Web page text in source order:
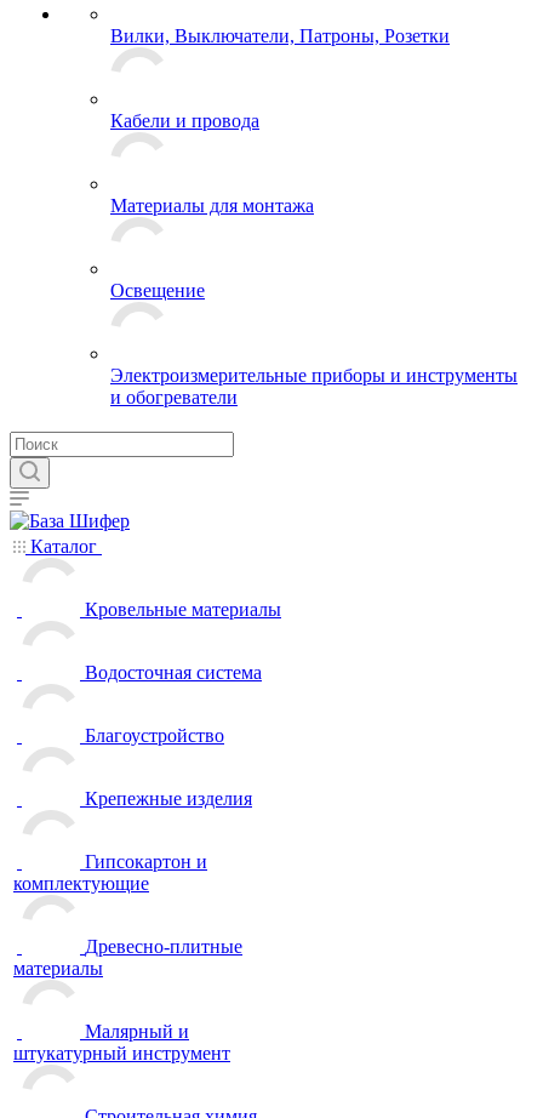
Вилки, Выключатели, Патроны, Розетки
Кабели и провода
Материалы для монтажа
Освещение
Электроизмерительные приборы и инструменты
и обогреватели
Каталог
Кровельные материалы
Водосточная система
Благоустройство
Крепежные изделия
Гипсокартон и
комплектующие
Древесно-плитные
материалы
Малярный и
штукатурный инструмент